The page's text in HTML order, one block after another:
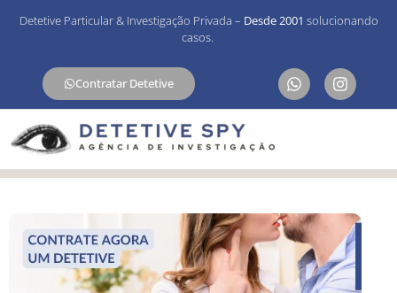
Detetive Particular & Investigação Privada – Desde 2001 solucionando
casos.
Contratar Detetive